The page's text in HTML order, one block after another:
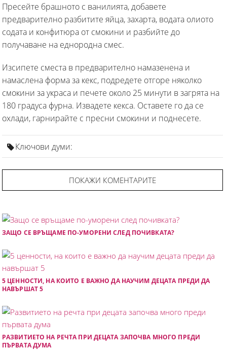
Пресейте брашното с ванилията, добавете
предварително разбитите яйца, захарта, водата олиото
содата и конфитюра от смокини и разбийте до
получаване на еднородна смес.
Изсипете сместа в предварително намазенена и
намаслена форма за кекс, подредете отгоре няколко
смокини за украса и печете около 25 минути в загрята на
180 градуса фурна. Извадете кекса. Оставете го да се
охлади, гарнирайте с пресни смокини и поднесете.
Ключови думи:
ПОКАЖИ КОМЕНТАРИТЕ
ЗАЩО СЕ ВРЪЩАМЕ ПО-УМОРЕНИ СЛЕД ПОЧИВКАТА?
5 ЦЕННОСТИ, НА КОИТО Е ВАЖНО ДА НАУЧИМ ДЕЦАТА ПРЕДИ ДА
НАВЪРШАТ 5
РАЗВИТИЕТО НА РЕЧТА ПРИ ДЕЦАТА ЗАПОЧВА МНОГО ПРЕДИ
ПЪРВАТА ДУМА